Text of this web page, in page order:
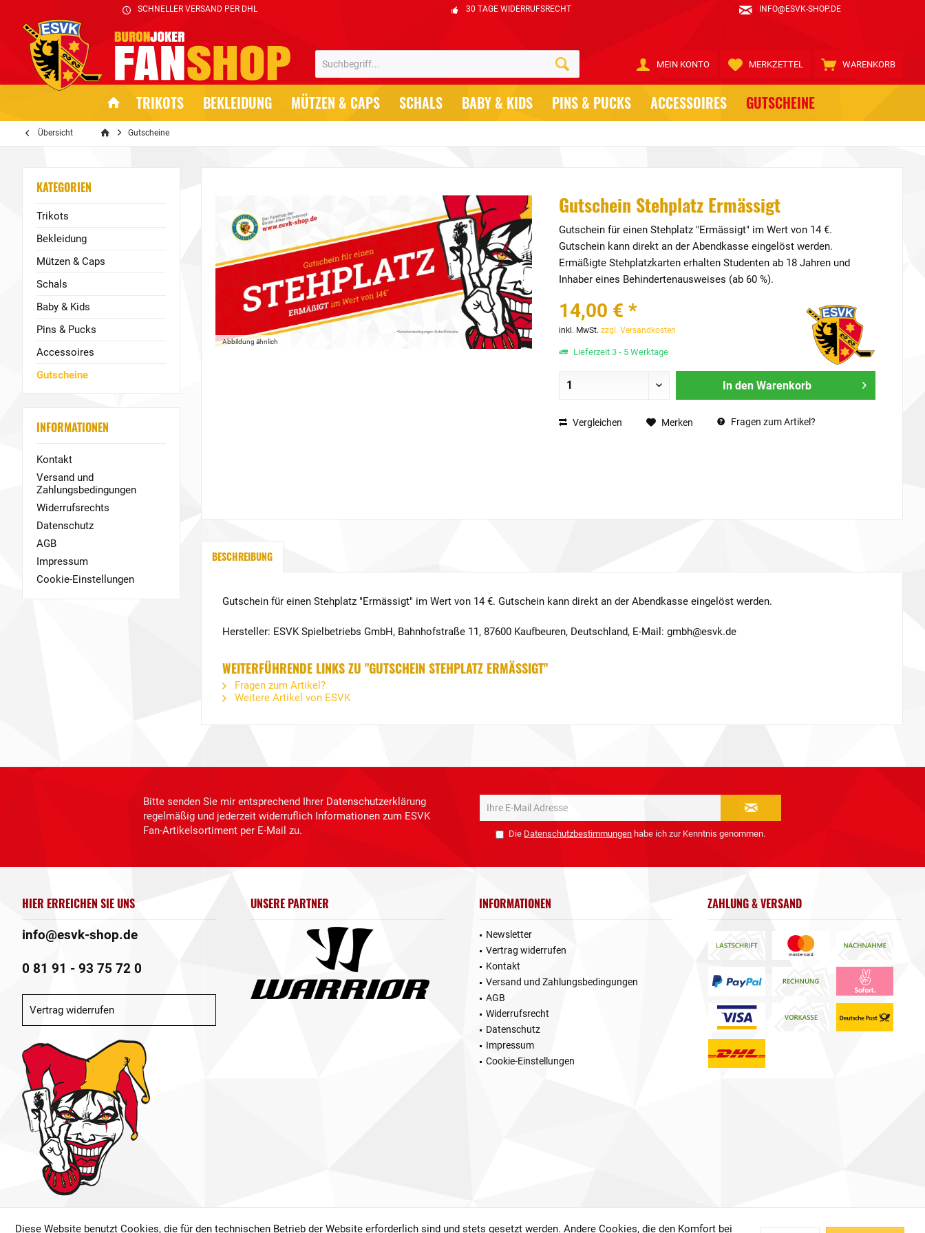
SCHNELLER VERSAND PER DHL 30 TAGE WIDERRUFSRECHT INFO@ESVK-SHOP.DE
WARENKORB
MERKZETTEL
MEIN KONTO
TRIKOTS BEKLEIDUNG MÜTZEN & CAPS SCHALS BABY & KIDS PINS & PUCKS ACCESSOIRES GUTSCHEINE
Übersicht Gutscheine
KATEGORIEN
Trikots
Bekleidung
Mützen & Caps
Schals
Baby & Kids
Pins & Pucks
Accessoires
Gutscheine
INFORMATIONEN
Kontakt
Versand und
Zahlungsbedingungen
Widerrufsrechts
Datenschutz
AGB
Impressum
Cookie-Einstellungen
Abbildung ähnlich
Gutschein Stehplatz Ermässigt
Gutschein für einen Stehplatz "Ermässigt" im Wert von 14 €.
Gutschein kann direkt an der Abendkasse eingelöst werden.
Ermäßigte Stehplatzkarten erhalten Studenten ab 18 Jahren und
Inhaber eines Behindertenausweises (ab 60 %).
14,00 € *
inkl. MwSt. zzgl. Versandkosten
Lieferzeit 3 - 5 Werktage
In den Warenkorb
Vergleichen Merken Fragen zum Artikel?
BESCHREIBUNG
Gutschein für einen Stehplatz "Ermässigt" im Wert von 14 €. Gutschein kann direkt an der Abendkasse eingelöst werden.
Hersteller: ESVK Spielbetriebs GmbH, Bahnhofstraße 11, 87600 Kaufbeuren, Deutschland, E-Mail: gmbh@esvk.de
WEITERFÜHRENDE LINKS ZU "GUTSCHEIN STEHPLATZ ERMÄSSIGT"
Fragen zum Artikel?
Weitere Artikel von ESVK
Bitte senden Sie mir entsprechend Ihrer Datenschutzerklärung
regelmäßig und jederzeit widerruflich Informationen zum ESVK
Fan-Artikelsortiment per E-Mail zu.
Die Datenschutzbestimmungen habe ich zur Kenntnis genommen.
HIER ERREICHEN SIE UNS
info@esvk-shop.de
0 81 91 - 93 75 72 0
Vertrag widerrufen
UNSERE PARTNER INFORMATIONEN
Newsletter
Vertrag widerrufen
Kontakt
Versand und Zahlungsbedingungen
AGB
Widerrufsrecht
Datenschutz
Impressum
Cookie-Einstellungen
ZAHLUNG & VERSAND
* Alle Preise inkl. gesetzl. Mehrwertsteuer zzgl.Versandkostenund ggf. Nachnahmegebühren, wenn nicht anders beschrieben.
Diese Website benutzt Cookies, die für den technischen Betrieb der Website erforderlich sind und stets gesetzt werden. Andere Cookies, die den Komfort bei